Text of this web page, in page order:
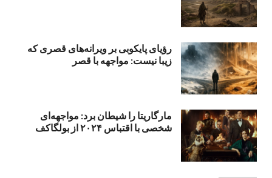
رؤیای پایکوبی بر ویرانه‌های قصری که
زیبا نیست: مواجهه با قصر
مارگاریتا را شیطان برد: مواجهه‌ای
شخصی با اقتباس ۲۰۲۴ از بولگاکف